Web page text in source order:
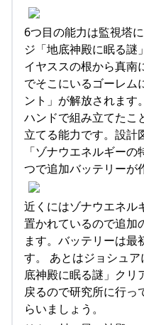
6つ目の能力は監視塔
ジ「地底神殿に眠る謎
イヤススの根から真南
でそこにいるゴーレム
ント」が解放されます
ハンドで組み立てたこ
立てる能力です。設計
「ゾナウエネルギー
つで追加バッテリーが
近くにはゾナウエネル
置かれているので追加
ます。バッテリーは
す。 あとはジョシュ
底神殿に眠る謎」クリ
戻るので研究所に行っ
らいましょう。